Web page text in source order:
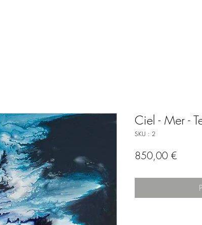
Ciel - Mer -
SKU : 2
850,00 €Prix